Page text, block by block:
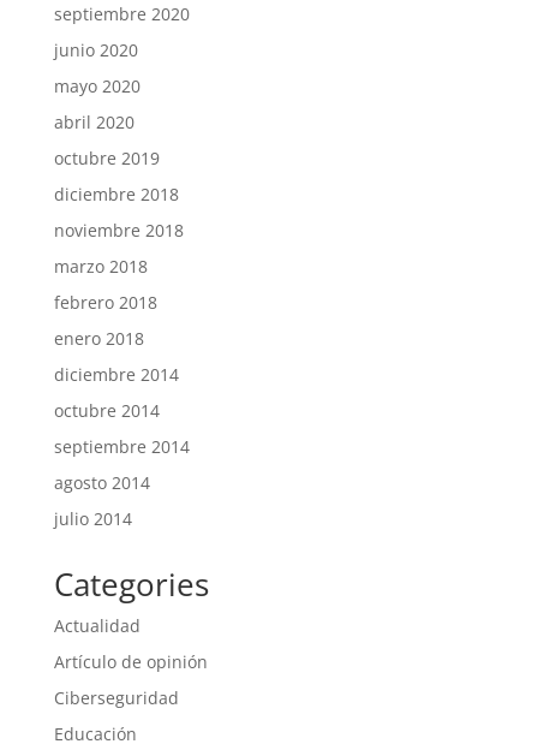
septiembre 2020
junio 2020
mayo 2020
abril 2020
octubre 2019
diciembre 2018
noviembre 2018
marzo 2018
febrero 2018
enero 2018
diciembre 2014
octubre 2014
septiembre 2014
agosto 2014
julio 2014
Categories
Actualidad
Artículo de opinión
Ciberseguridad
Educación